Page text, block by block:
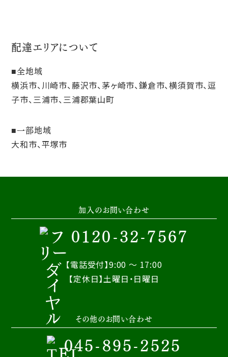
配達エリアについて
全地域
横浜市、川崎市、藤沢市、茅ヶ崎市、鎌倉市、横須賀市、逗
子市、三浦市、三浦郡葉山町
一部地域
大和市、平塚市
加入のお問い合わせ
0120-32-7567
【電話受付】9:00 ～ 17:00
【定休日】土曜日・日曜日
その他のお問い合わせ
045-895-2525